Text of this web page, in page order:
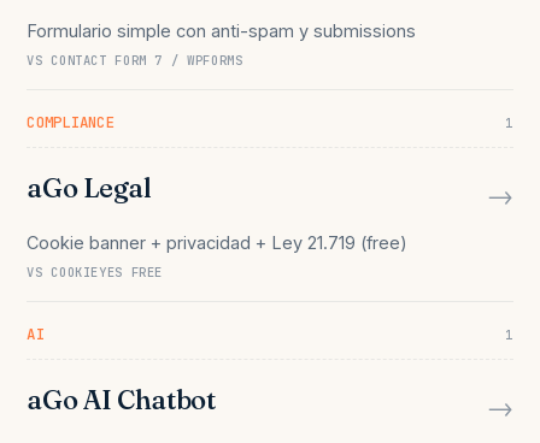
Formulario simple con anti-spam y submissions
VS CONTACT FORM 7 / WPFORMS
COMPLIANCE 1
aGo Legal
Cookie banner + privacidad + Ley 21.719 (free)
VS COOKIEYES FREE
→
AI 1
aGo AI Chatbot →